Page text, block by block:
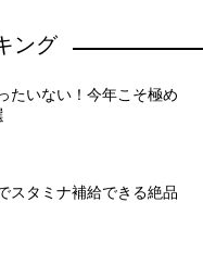
ング
たいない！今年こそ極め
スタミナ補給できる絶品